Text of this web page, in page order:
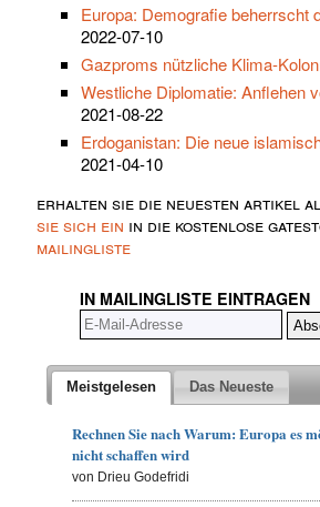
Europa: Demografie beherrscht
2022-07-10
Gazproms nützliche Klima-
Westliche Diplomatie: Anflehen
2021-08-22
Erdoganistan: Die neue
2021-04-10
erhalten sie die neuesten artikel
sie sich ein in die kostenlose
mailingliste
IN MAILINGLISTE EINTRAGEN
Meistgelesen Das Neueste
Rechnen Sie nach Warum: Europa es
nicht schaffen wird
von Drieu Godefridi